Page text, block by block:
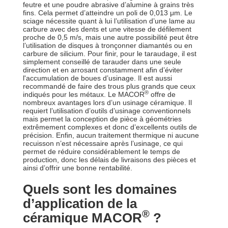
feutre et une poudre abrasive d’alumine à grains très
fins. Cela permet d’atteindre un poli de 0,013 μm. Le
sciage nécessite quant à lui l’utilisation d’une lame au
carbure avec des dents et une vitesse de défilement
proche de 0,5 m/s, mais une autre possibilité peut être
l’utilisation de disques à tronçonner diamantés ou en
carbure de silicium. Pour finir, pour le taraudage, il est
simplement conseillé de tarauder dans une seule
direction et en arrosant constamment afin d’éviter
l'accumulation de boues d’usinage. Il est aussi
recommandé de faire des trous plus grands que ceux
indiqués pour les métaux. Le MACOR® offre de
nombreux avantages lors d’un usinage céramique. Il
requiert l’utilisation d’outils d’usinage conventionnels
mais permet la conception de pièce à géométries
extrêmement complexes et donc d’excellents outils de
précision. Enfin, aucun traitement thermique ni aucune
recuisson n’est nécessaire après l’usinage, ce qui
permet de réduire considérablement le temps de
production, donc les délais de livraisons des pièces et
ainsi d’offrir une bonne rentabilité.
Quels sont les domaines
d’application de la
céramique MACOR® ?